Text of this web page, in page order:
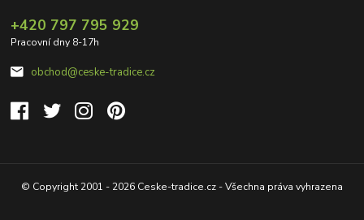
+420 797 795 929
Pracovní dny 8-17h
obchod@ceske-tradice.cz
© Copyright 2001 - 2026 Ceske-tradice.cz - Všechna práva vyhrazena